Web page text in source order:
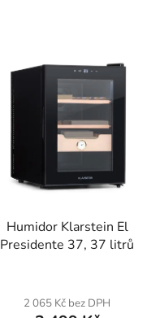
Humidor Klarstein El
Presidente 37, 37 litrů
2 065 Kč bez DPH